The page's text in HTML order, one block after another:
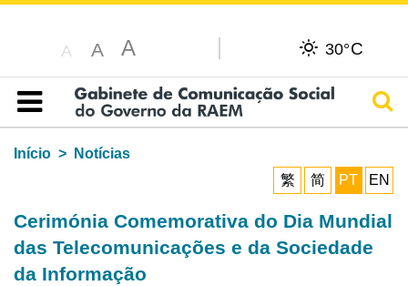
A A A 30°C
Índice
Início
Notícias
繁
简 PT EN
Cerimónia Comemorativa do Dia Mundial
das Telecomunicações e da Sociedade
da Informação